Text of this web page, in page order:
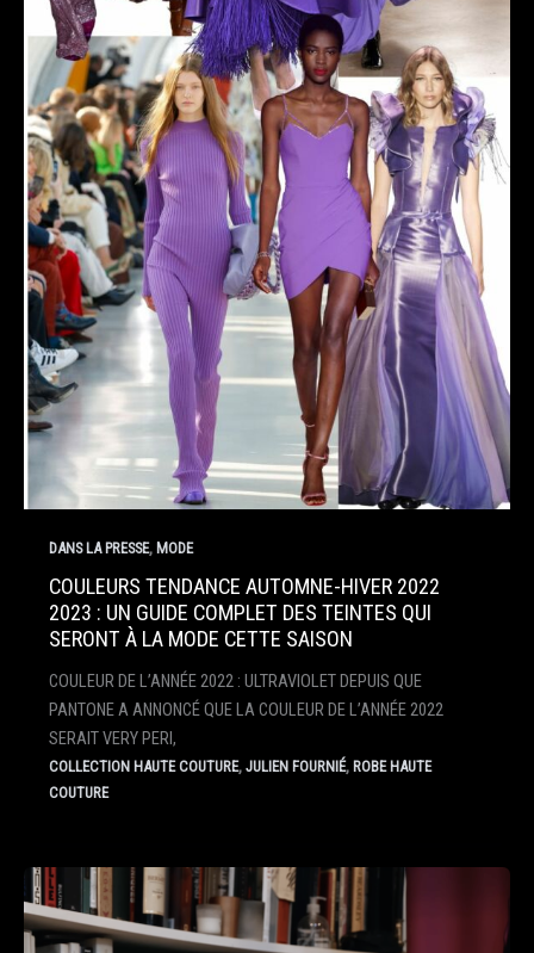
DANS LA PRESSE, MODE
COULEURS TENDANCE AUTOMNE-HIVER 2022
2023 : UN GUIDE COMPLET DES TEINTES QUI
SERONT À LA MODE CETTE SAISON
COULEUR DE L’ANNÉE 2022 : ULTRAVIOLET DEPUIS QUE
PANTONE A ANNONCÉ QUE LA COULEUR DE L’ANNÉE 2022
SERAIT VERY PERI,
COLLECTION HAUTE COUTURE, JULIEN FOURNIÉ, ROBE HAUTE
COUTURE